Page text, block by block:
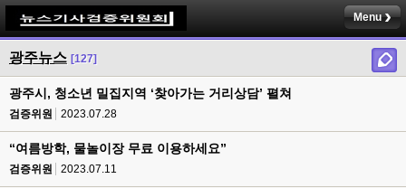
Menu
광주뉴스 [127]
광주시, 청소년 밀집지역 ‘찾아가는 거리상담’ 펼쳐
검증위원 2023.07.28
“여름방학, 물놀이장 무료 이용하세요”
검증위원 2023.07.11